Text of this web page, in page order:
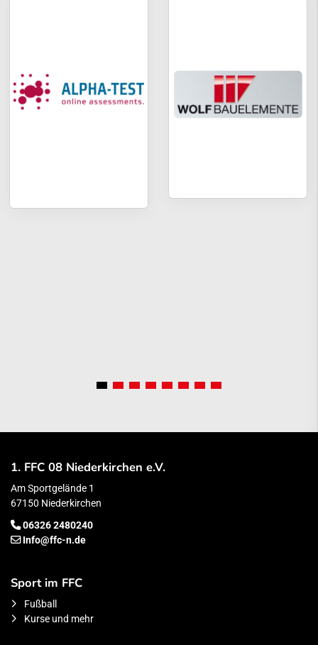
1. FFC 08 Niederkirchen e.V.
Am Sportgelände 1
67150 Niederkirchen
06326 2480240
Info@ffc-n.de
Sport im FFC
Fußball
Kurse und mehr